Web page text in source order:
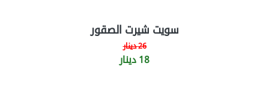
سويت شيرت الصقور
26 دينار
18 دينار